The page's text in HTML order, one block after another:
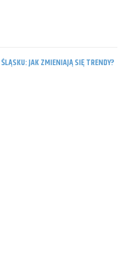
JAK ZMIENIAJĄ SIĘ TRENDY?